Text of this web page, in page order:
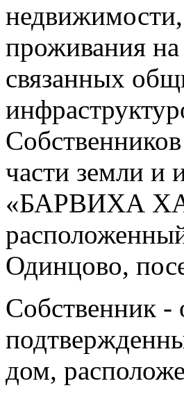
недвижимости,
проживания
связанных
части земли и
«БАРВИХА
Одинцово,
Собственник -
дом,